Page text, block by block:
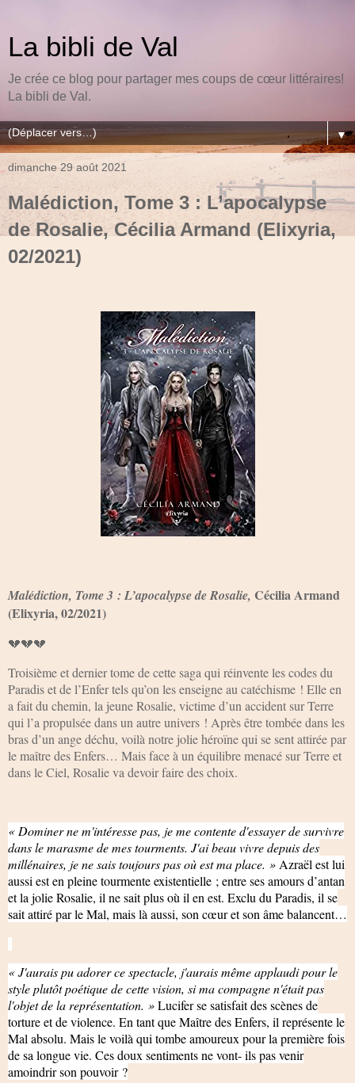
La bibli de Val
Je crée ce blog pour partager mes coups de cœur littéraires!
La bibli de Val.
▼
dimanche 29 août 2021
Malédiction, Tome 3 : L’apocalypse
de Rosalie, Cécilia Armand (Elixyria,
02/2021)
Malédiction, Tome 3 : L’apocalypse de Rosalie, Cécilia Armand
(Elixyria, 02/2021)
💔💔💔
Troisième et dernier tome de cette saga qui réinvente les codes du
Paradis et de l’Enfer tels qu’on les enseigne au catéchisme ! Elle en
a fait du chemin, la jeune Rosalie, victime d’un accident sur Terre
qui l’a propulsée dans un autre univers ! Après être tombée dans les
bras d’un ange déchu, voilà notre jolie héroïne qui se sent attirée par
le maître des Enfers… Mais face à un équilibre menacé sur Terre et
dans le Ciel, Rosalie va devoir faire des choix.
« Dominer ne m'intéresse pas, je me contente d'essayer de survivre
dans le marasme de mes tourments. J'ai beau vivre depuis des
millénaires, je ne sais toujours pas où est ma place. » Azraël est lui
aussi est en pleine tourmente existentielle ; entre ses amours d’antan
et la jolie Rosalie, il ne sait plus où il en est. Exclu du Paradis, il se
sait attiré par le Mal, mais là aussi, son cœur et son âme balancent…
« J'aurais pu adorer ce spectacle, j'aurais même applaudi pour le
style plutôt poétique de cette vision, si ma compagne n'était pas
l'objet de la représentation. »Lucifer se satisfait des scènes de
torture et de violence. En tant que Maître des Enfers, il représente le
Mal absolu. Mais le voilà qui tombe amoureux pour la première fois
de sa longue vie. Ces doux sentiments ne vont- ils pas venir
amoindrir son pouvoir ?